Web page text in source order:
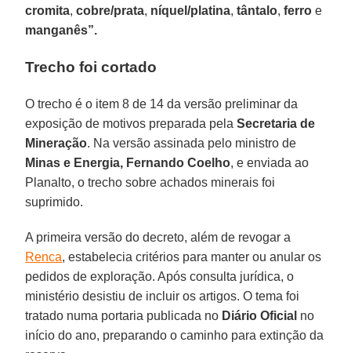
cromita, cobre/prata, níquel/platina, tântalo,ferro e
manganês”.
Trecho foi cortado
O trecho é o item 8 de 14 da versão preliminar da
exposição de motivos preparada pelaSecretaria de
Mineração. Na versão assinada pelo ministro de
Minas e Energia, Fernando Coelho, e enviada ao
Planalto, o trecho sobre achados minerais foi
suprimido.
A primeira versão do decreto, além de revogar a
Renca, estabelecia critérios para manter ou anular os
pedidos de exploração. Após consulta jurídica, o
ministério desistiu de incluir os artigos. O tema foi
tratado numa portaria publicada no Diário Oficial no
início do ano, preparando o caminho para extinção da